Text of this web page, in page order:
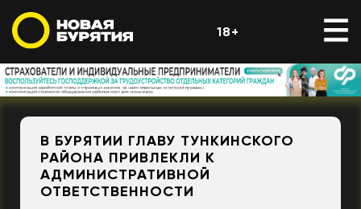
18+
В БУРЯТИИ ГЛАВУ ТУНКИНСКОГО
РАЙОНА ПРИВЛЕКЛИ К
АДМИНИСТРАТИВНОЙ
ОТВЕТСТВЕННОСТИ